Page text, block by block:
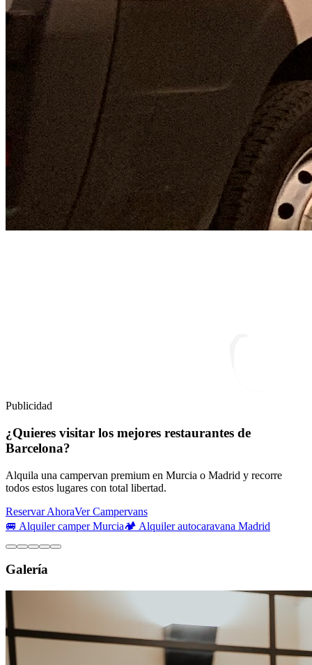
Publicidad
¿Quieres visitar los mejores restaurantes de
Barcelona?
Alquila una campervan premium en Murcia o Madrid y recorre
todos estos lugares con total libertad.
Reservar AhoraVer Campervans
🚐 Alquiler camper Murcia🏕️ Alquiler autocaravana Madrid
Galería